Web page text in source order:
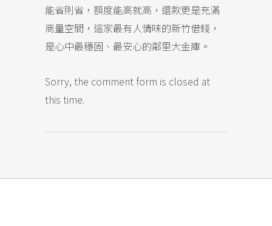
能省則省，額度能高就高，還款更是充滿
商量空間，這家最有人情味的新竹借錢，
是心中最穩固、最安心的鄰里大金庫。
Sorry, the comment form is closed at
this time.